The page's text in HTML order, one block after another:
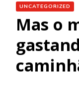
UNCATEGORIZED
Mas o